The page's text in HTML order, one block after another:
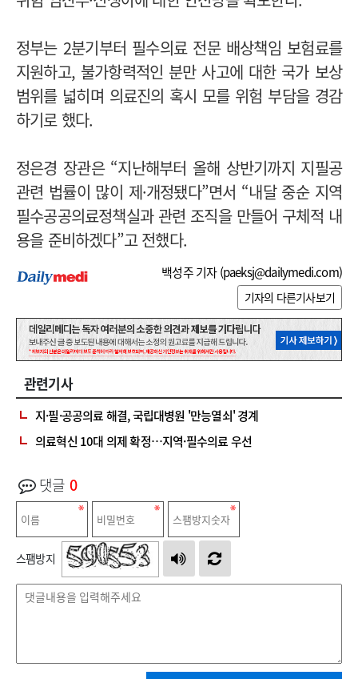
정부는 2분기부터 필수의료 전문 배상책임 보험료를
지원하고, 불가항력적인 분만 사고에 대한 국가 보상
범위를 넓히며 의료진의 혹시 모를 위험 부담을 경감
하기로 했다.
정은경 장관은 “지난해부터 올해 상반기까지 지필공
관련 법률이 많이 제·개정됐다”면서 “내달 중순 지역
필수공공의료정책실과 관련 조직을 만들어 구체적 내
용을 준비하겠다”고 전했다.
백성주 기자 (paeksj@dailymedi.com)
기자의 다른기사보기
관련기사
지·필·공공의료 해결, 국립대병원 '만능열쇠' 경계
의료혁신 10대 의제 확정…지역·필수의료 우선
댓글 0
스팸방지